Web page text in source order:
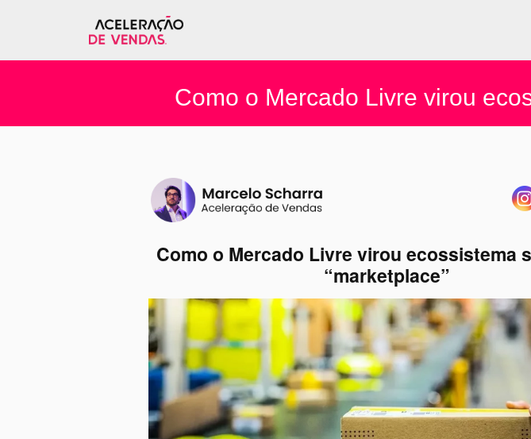
Como o Mercado Livre virou
Como o Mercado Livre virou ecossistema
“marketplace”